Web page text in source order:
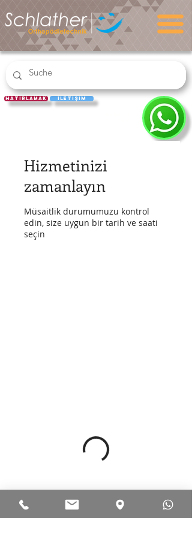
hatırlamak İletişim
Hizmetinizi
zamanlayın
Müsaitlik durumumuzu kontrol
edin, size uygun bir tarih ve saati
seçin